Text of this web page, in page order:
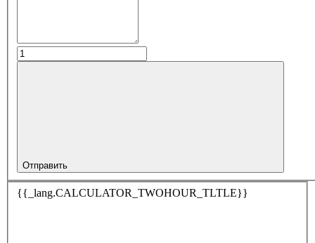
Отправить
{{_lang.CALCULATOR_TWOHOUR_TLTLE}}